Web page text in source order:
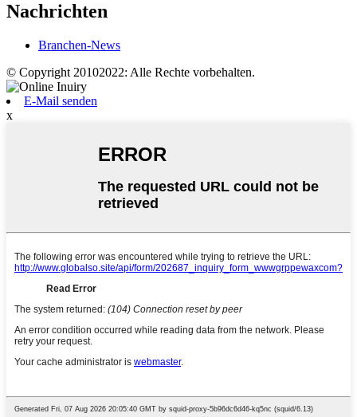
Nachrichten
Branchen-News
© Copyright 20102022: Alle Rechte vorbehalten.
E-Mail senden
x